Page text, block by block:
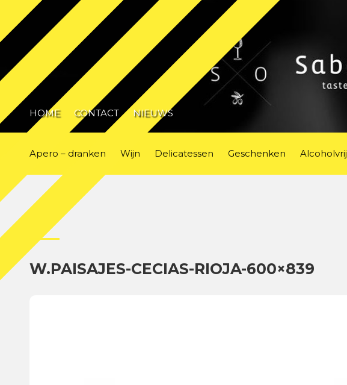
HOME CONTACT NIEUWS
Apero – dranken Wijn Delicatessen Geschenken Alcoholvrij
W.PAISAJES-CECIAS-RIOJA-600×839